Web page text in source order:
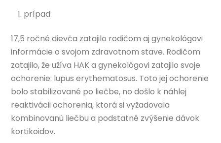
prípad:
17,5 ročné dievča zatajilo rodičom aj gynekológovi
informácie o svojom zdravotnom stave. Rodičom
zatajilo, že užíva HAK a gynekológovi zatajilo svoje
ochorenie: lupus erythematosus. Toto jej ochorenie
bolo stabilizované po liečbe, no došlo k náhlej
reaktivácii ochorenia, ktorá si vyžadovala
kombinovanú liečbu a podstatné zvýšenie dávok
kortikoidov.